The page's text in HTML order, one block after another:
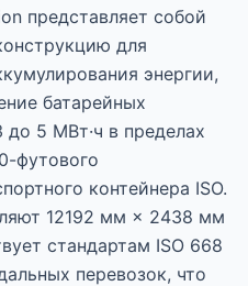
представляет собой
для
энергии,
батарейных
5 МВт·ч в пределах
футового
контейнера ISO.
12192 мм × 2438 мм
стандартам ISO 668
перевозок, что